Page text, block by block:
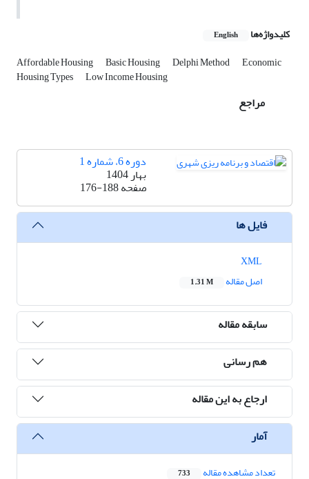
کلیدواژه‌ها English
Affordable Housing Basic Housing Delphi Method Economic
Housing Types Low Income Housing
مراجع
دوره 6، شماره 1
بهار 1404
صفحه176-188
فایل ها
اصل مقاله
1.31 M
سابقه مقاله
هم رسانی
ارجاع به این مقاله
آمار
تعداد مشاهده مقاله 733